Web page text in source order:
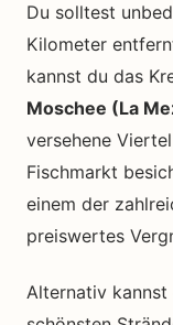
Du solltest
Kilometer
kannst du das
Moschee (La
versehene
Fischmarkt
einem der
preiswertes
Alternativ kannst